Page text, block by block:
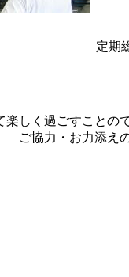
楽しく過ごすことの
えの程よろ
定期